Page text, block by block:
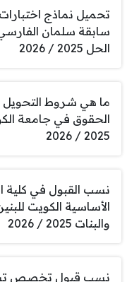
تحميل نماذج اختبارات
سابقة سلمان
الحل 2025 / 2026
ما هي شروط التحويل
الحقوق في جامعة
2025 / 2026
نسب القبول في كلية
الأساسية الكويت
والبنات 2025 / 2026
نسب قبول تخصص